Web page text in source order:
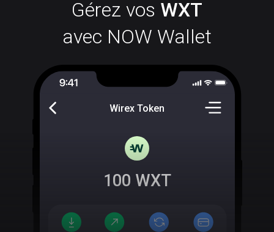
Gérez vos WXT
avec NOW Wallet
Wirex Token
100 WXT